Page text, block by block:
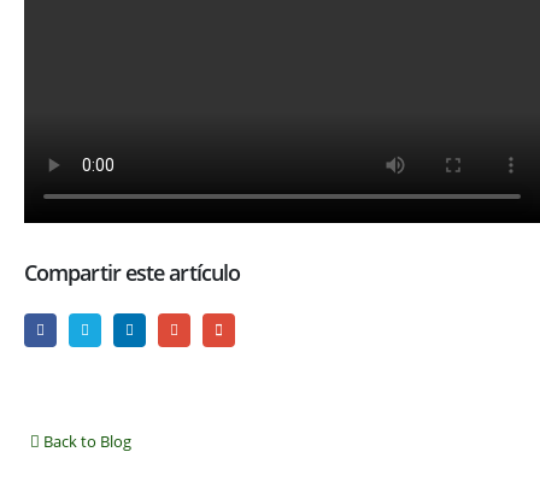
Compartir este artículo
Back to Blog